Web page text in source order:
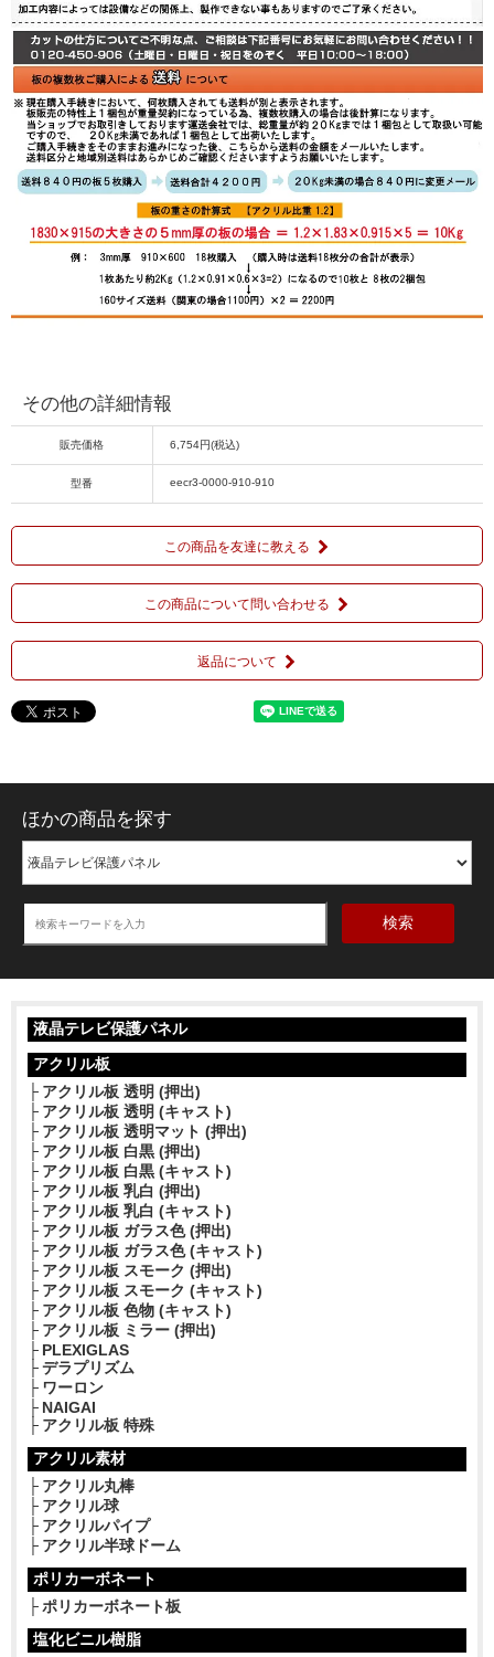
その他の詳細情報
販売価格 6,754円(税込)
型番 eecr3-0000-910-910
この商品を友達に教える
この商品について問い合わせる
返品について
ほかの商品を探す
検索
液晶テレビ保護パネル
アクリル板
アクリル板 透明 (押出)
アクリル板 透明 (キャスト)
アクリル板 透明マット (押出)
アクリル板 白黒 (押出)
アクリル板 白黒 (キャスト)
アクリル板 乳白 (押出)
アクリル板 乳白 (キャスト)
アクリル板 ガラス色 (押出)
アクリル板 ガラス色 (キャスト)
アクリル板 スモーク (押出)
アクリル板 スモーク (キャスト)
アクリル板 色物 (キャスト)
アクリル板 ミラー (押出)
PLEXIGLAS
デラプリズム
ワーロン
NAIGAI
アクリル板 特殊
アクリル素材
アクリル丸棒
アクリル球
アクリルパイプ
アクリル半球ドーム
ポリカーボネート
ポリカーボネート板
塩化ビニル樹脂